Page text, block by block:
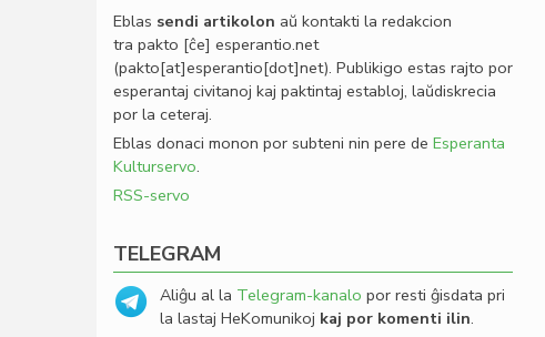
Eblas sendi artikolon aŭ kontakti la redakcion
tra pakto [ĉe] esperantio.net
(pakto[at]esperantio[dot]net). Publikigo estas rajto por
esperantaj civitanoj kaj paktintaj establoj, laŭdiskrecia
por la ceteraj.
Eblas donaci monon por subteni nin pere de Esperanta
Kulturservo.
RSS-servo
TELEGRAM
Aliĝu al la Telegram-kanalo por resti ĝisdata pri
la lastaj HeKomunikoj kaj por komenti ilin.